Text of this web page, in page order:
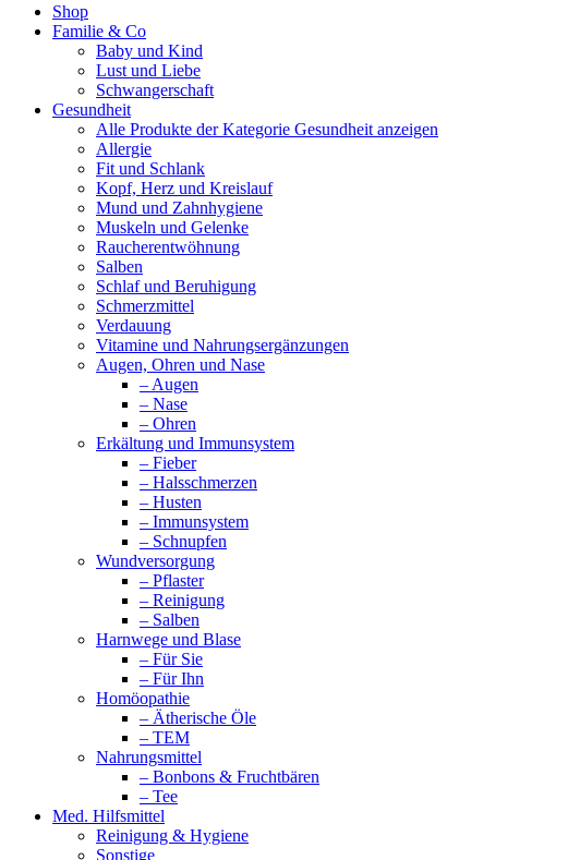
Shop
Familie & Co
Baby und Kind
Lust und Liebe
Schwangerschaft
Gesundheit
Alle Produkte der Kategorie Gesundheit anzeigen
Allergie
Fit und Schlank
Kopf, Herz und Kreislauf
Mund und Zahnhygiene
Muskeln und Gelenke
Raucherentwöhnung
Salben
Schlaf und Beruhigung
Schmerzmittel
Verdauung
Vitamine und Nahrungsergänzungen
Augen, Ohren und Nase
– Augen
– Nase
– Ohren
Erkältung und Immunsystem
– Fieber
– Halsschmerzen
– Husten
– Immunsystem
– Schnupfen
Wundversorgung
– Pflaster
– Reinigung
– Salben
Harnwege und Blase
– Für Sie
– Für Ihn
Homöopathie
– Ätherische Öle
– TEM
Nahrungsmittel
– Bonbons & Fruchtbären
– Tee
Med. Hilfsmittel
Reinigung & Hygiene
Sonstige